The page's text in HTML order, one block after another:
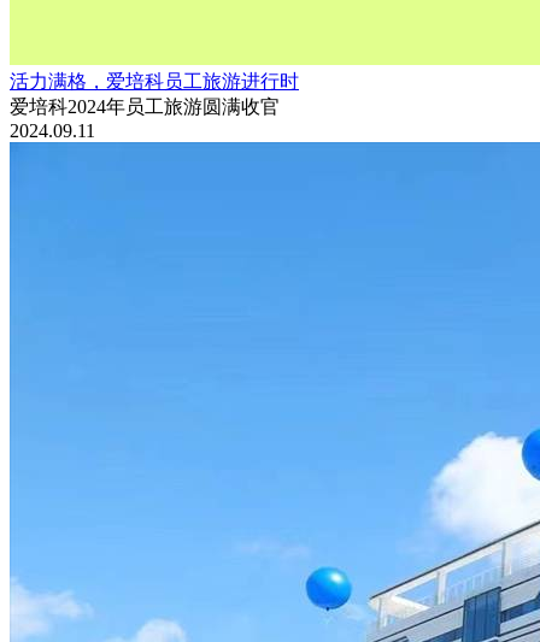
活力满格，爱培科员工旅游进行时
爱培科2024年员工旅游圆满收官
2024.09.11